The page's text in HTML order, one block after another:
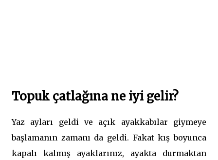
Topuk çatlağına ne iyi gelir?
Yaz ayları geldi ve açık ayakkabılar giymeye
başlamanın zamanı da geldi. Fakat kış boyunca
kapalı kalmış ayaklarınız, ayakta durmaktan